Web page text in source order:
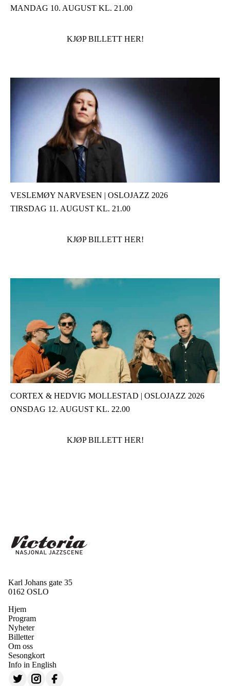
MANDAG 10. AUGUST KL. 21.00
KJØP BILLETT HER!
VESLEMØY NARVESEN | OSLOJAZZ 2026
TIRSDAG 11. AUGUST KL. 21.00
KJØP BILLETT HER!
CORTEX & HEDVIG MOLLESTAD | OSLOJAZZ 2026
ONSDAG 12. AUGUST KL. 22.00
KJØP BILLETT HER!
Karl Johans gate 35
0162 OSLO
Hjem
Program
Nyheter
Billetter
Om oss
Sesongkort
Info in English